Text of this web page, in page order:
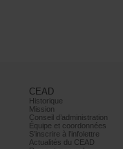
CEAD
Historique
Mission
Conseild’administration
Équipeetcoordonnées
S’inscrireàl’infolettre
ActualitésduCEAD